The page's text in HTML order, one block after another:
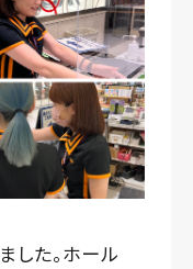
た。ホール